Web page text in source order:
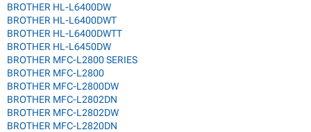
BROTHER HL-L6400DW
BROTHER HL-L6400DWT
BROTHER HL-L6400DWTT
BROTHER HL-L6450DW
BROTHER MFC-L2800 SERIES
BROTHER MFC-L2800
BROTHER MFC-L2800DW
BROTHER MFC-L2802DN
BROTHER MFC-L2802DW
BROTHER MFC-L2820DN